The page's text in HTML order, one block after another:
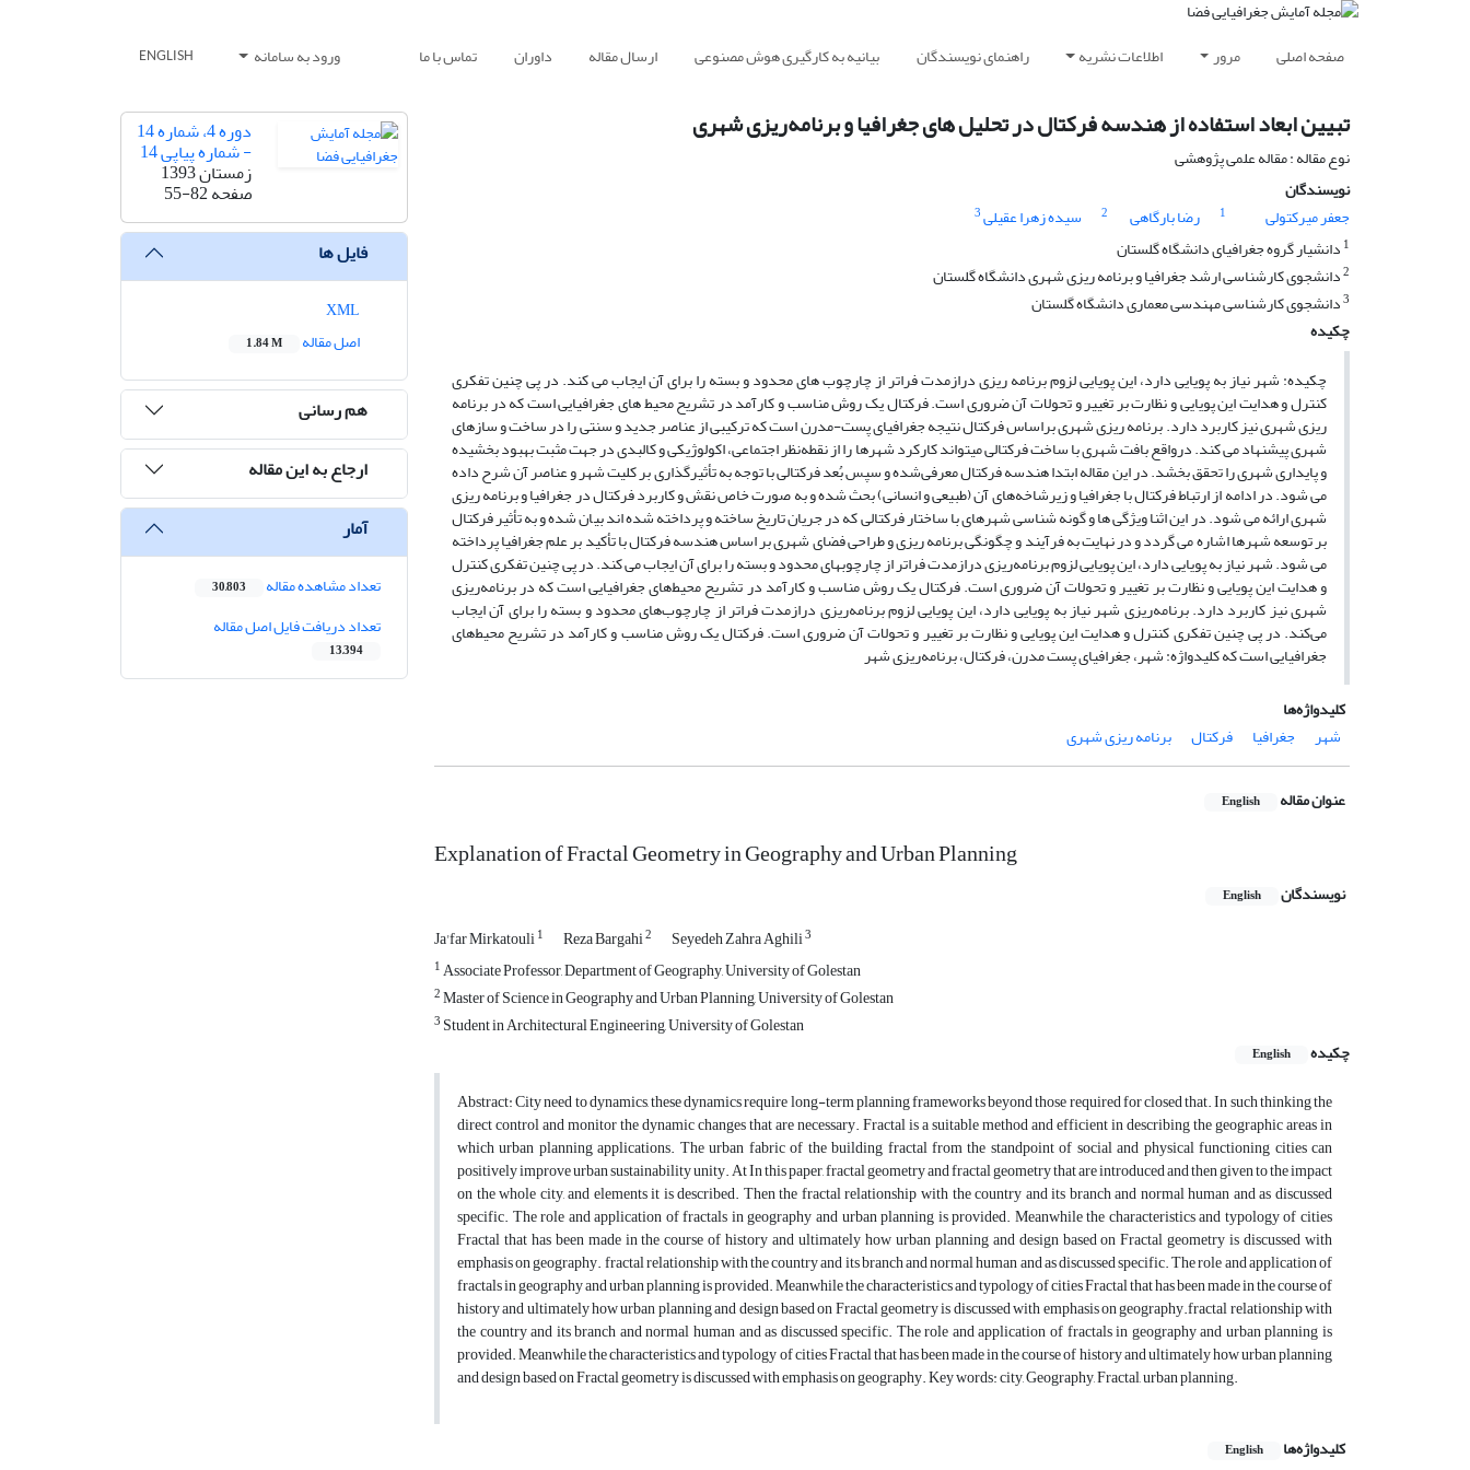
صفحه اصلی مرور اطلاعات نشریه راهنمای نویسندگان بیانیه به کارگیری هوش مصنوعی ارسال مقاله داوران تماس با ما ورود به سامانه ENGLISH
تبیین ابعاد استفاده از هندسه فرکتال در تحلیل های جغرافیا و برنامه‌ریزی شهری
نوع مقاله : مقاله علمی پژوهشی
نویسندگان
جعفر میرکتولی
1 رضا بارگاهی 2 سیده زهرا عقیلی3
1 دانشیار گروه جغرافیای دانشگاه گلستان
2دانشجوی کارشناسی ارشد جغرافیا و برنامه ریزی شهری دانشگاه گلستان
3دانشجوی کارشناسی مهندسی معماری دانشگاه گلستان
چکیده
چکیده: شهر نیاز به پویایی دارد، این پویایی لزوم برنامه ریزی درازمدت فراتر از چارچوب های محدود و بسته را برای آن ایجاب می کند. در پی چنین تفکری
کنترل و هدایت این پویایی و نظارت بر تغییر و تحولات آن ضروری است. فرکتال یک روش مناسب و کارآمد در تشریح محیط های جغرافیایی است که در برنامه
ریزی شهری نیز کاربرد دارد. برنامه ریزی شهری براساس فرکتال نتیجه جغرافیای پست-مدرن است که ترکیبی از عناصر جدید و سنتی را در ساخت و سازهای
شهری پیشنهاد می کند. درواقع بافت شهری با ساخت فرکتالی میتواند کارکرد شهرها را از نقطه‌نظر اجتماعی، اکولوژیکی و کالبدی در جهت مثبت بهبود بخشیده
و پایداری شهری را تحقق بخشد. در این مقاله ابتدا هندسه فرکتال معرفی‌شده و سپس بُعد فرکتالی با توجه به تأثیرگذاری بر کلیت شهر و عناصر آن شرح داده
می شود. در ادامه از ارتباط فرکتال با جغرافیا و زیرشاخه‌های آن (طبیعی و انسانی) بحث شده و به صورت خاص نقش و کاربرد فرکتال در جغرافیا و برنامه ریزی
شهری ارائه می شود. در این اثنا ویژگی ها و گونه شناسی شهرهای با ساختار فرکتالی که در جریان تاریخ ساخته و پرداخته شده اند بیان شده و به تأثیر فرکتال
بر توسعه شهرها اشاره می گردد و در نهایت به فرآیند و چگونگی برنامه ریزی و طراحی فضای شهری بر اساس هندسه فرکتال با تأکید بر علم جغرافیا پرداخته
می شود. شهر نیاز به پویایی دارد، این پویایی لزوم برنامه‌ریزی درازمدت فراتر از چارچوبهای محدود و بسته را برای آن ایجاب می کند. در پی چنین تفکری کنترل
و هدایت این پویایی و نظارت بر تغییر و تحولات آن ضروری است. فرکتال یک روش مناسب و کارآمد در تشریح محیط‌های جغرافیایی است که در برنامه‌ریزی
شهری نیز کاربرد دارد. برنامه‌ریزی شهر نیاز به پویایی دارد، این پویایی لزوم برنامه‌ریزی درازمدت فراتر از چارچوب‌های محدود و بسته را برای آن ایجاب
می‌کند. در پی چنین تفکری کنترل و هدایت این پویایی و نظارت بر تغییر و تحولات آن ضروری است. فرکتال یک روش مناسب و کارآمد در تشریح محیط‌های
جغرافیایی است که کلیدواژه: شهر، جغرافیای پست مدرن، فرکتال، برنامه‌ریزی شهر
کلیدواژه‌ها
شهر
جغرافیا فرکتال برنامه ریزی شهری
عنوان مقاله English
Explanation of Fractal Geometry in Geography and Urban Planning
نویسندگان English
Ja'far Mirkatouli1 Reza Bargahi2 Seyedeh Zahra Aghili3
1Associate Professor, Department of Geography, University of Golestan
2Master of Science in Geography and Urban Planning, University of Golestan
3 Student in Architectural Engineering, University of Golestan
چکیده
English
Abstract: City need to dynamics, these dynamics require long-term planning frameworks beyond those required for closed that. In such thinking the
direct control and monitor the dynamic changes that are necessary. Fractal is a suitable method and efficient in describing the geographic areas in
which urban planning applications. The urban fabric of the building fractal from the standpoint of social and physical functioning cities can
positively improve urban sustainability unity. At In this paper, fractal geometry and fractal geometry that are introduced and then given to the impact
on the whole city, and elements it is described. Then the fractal relationship with the country and its branch and normal human and as discussed
specific. The role and application of fractals in geography and urban planning is provided. Meanwhile the characteristics and typology of cities
Fractal that has been made in the course of history and ultimately how urban planning and design based on Fractal geometry is discussed with
emphasis on geography. fractal relationship with the country and its branch and normal human and as discussed specific. The role and application of
fractals in geography and urban planning is provided. Meanwhile the characteristics and typology of cities Fractal that has been made in the course of
history and ultimately how urban planning and design based on Fractal geometry is discussed with emphasis on geography.fractal relationship with
the country and its branch and normal human and as discussed specific. The role and application of fractals in geography and urban planning is
provided. Meanwhile the characteristics and typology of cities Fractal that has been made in the course of history and ultimately how urban planning
and design based on Fractal geometry is discussed with emphasis on geography. Key words: city, Geography, Fractal, urban planning.
کلیدواژه‌ها English
دوره 4، شماره 14
- شماره پیاپی 14
زمستان 1393
صفحه55-82
فایل ها
اصل مقاله
1.84 M
هم رسانی
ارجاع به این مقاله
آمار
تعداد مشاهده مقاله 30,803
تعداد دریافت فایل اصل مقاله
13,394